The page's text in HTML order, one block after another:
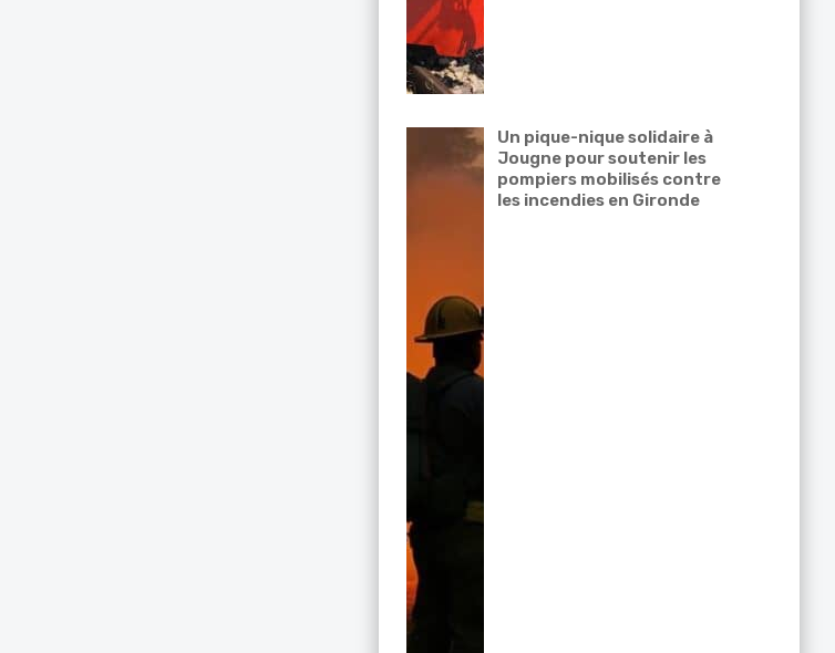
Un pique-nique solidaire à
Jougne pour soutenir les
pompiers mobilisés contre
les incendies en Gironde